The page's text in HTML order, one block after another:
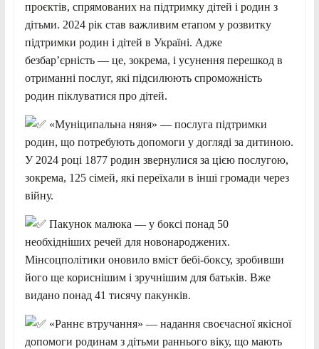
проєктів, спрямованих на підтримку дітей і родин з
дітьми. 2024 рік став важливим етапом у розвитку
підтримки родин і дітей в Україні. Адже
безбар’єрність — це, зокрема, і усунення перешкод в
отриманні послуг, які підсилюють спроможність
родин піклуватися про дітей.
«Муніципальна няня» — послуга підтримки
родин, що потребують допомоги у догляді за дитиною.
У 2024 році 1877 родин звернулися за цією послугою,
зокрема, 125 сімей, які переїхали в інші громади через
війну.
Пакунок малюка — у боксі понад 50
необхідніших речей для новонароджених.
Мінсоцполітики оновило вміст бебі-боксу, зробивши
його ще кориснішим і зручнішим для батьків. Вже
видано понад 41 тисячу пакунків.
«Раннє втручання» — надання своєчасної якісної
допомоги родинам з дітьми раннього віку, що мають